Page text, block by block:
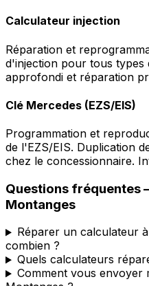
Calculateur injection
Réparation et
d'injection pour tous types
approfondi et réparation
Clé Mercedes (EZS/EIS)
Programmation et
de l'EZS/EIS. Duplication
chez le concessionnaire.
Questions fréquentes
Montanges
Réparer un calculateur
combien ?
Quels calculateurs
Comment vous envoyer